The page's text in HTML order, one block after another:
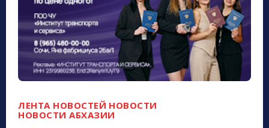
ЛЕНТА НОВОСТЕЙ НОВОСТИ
НОВОСТИ АБХАЗИИ